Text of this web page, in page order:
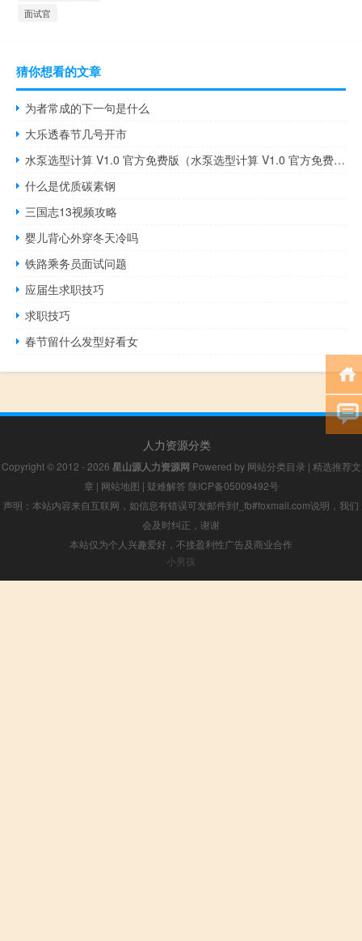
面试官
猜你想看的文章
为者常成的下一句是什么
大乐透春节几号开市
水泵选型计算 V1.0 官方免费版（水泵选型计算 V1.0 官方免费版功能简介）
什么是优质碳素钢
三国志13视频攻略
婴儿背心外穿冬天冷吗
铁路乘务员面试问题
应届生求职技巧
求职技巧
春节留什么发型好看女
人力资源分类
Copyright © 2012 - 2026 星山源人力资源网 Powered by 网站分类目录 | 精选推荐文
章 | 网站地图 | 疑难解答 陕ICP备05009492号
声明：本站内容来自互联网，如信息有错误可发邮件到f_fb#foxmail.com说明，我们
会及时纠正，谢谢
本站仅为个人兴趣爱好，不接盈利性广告及商业合作
小男孩